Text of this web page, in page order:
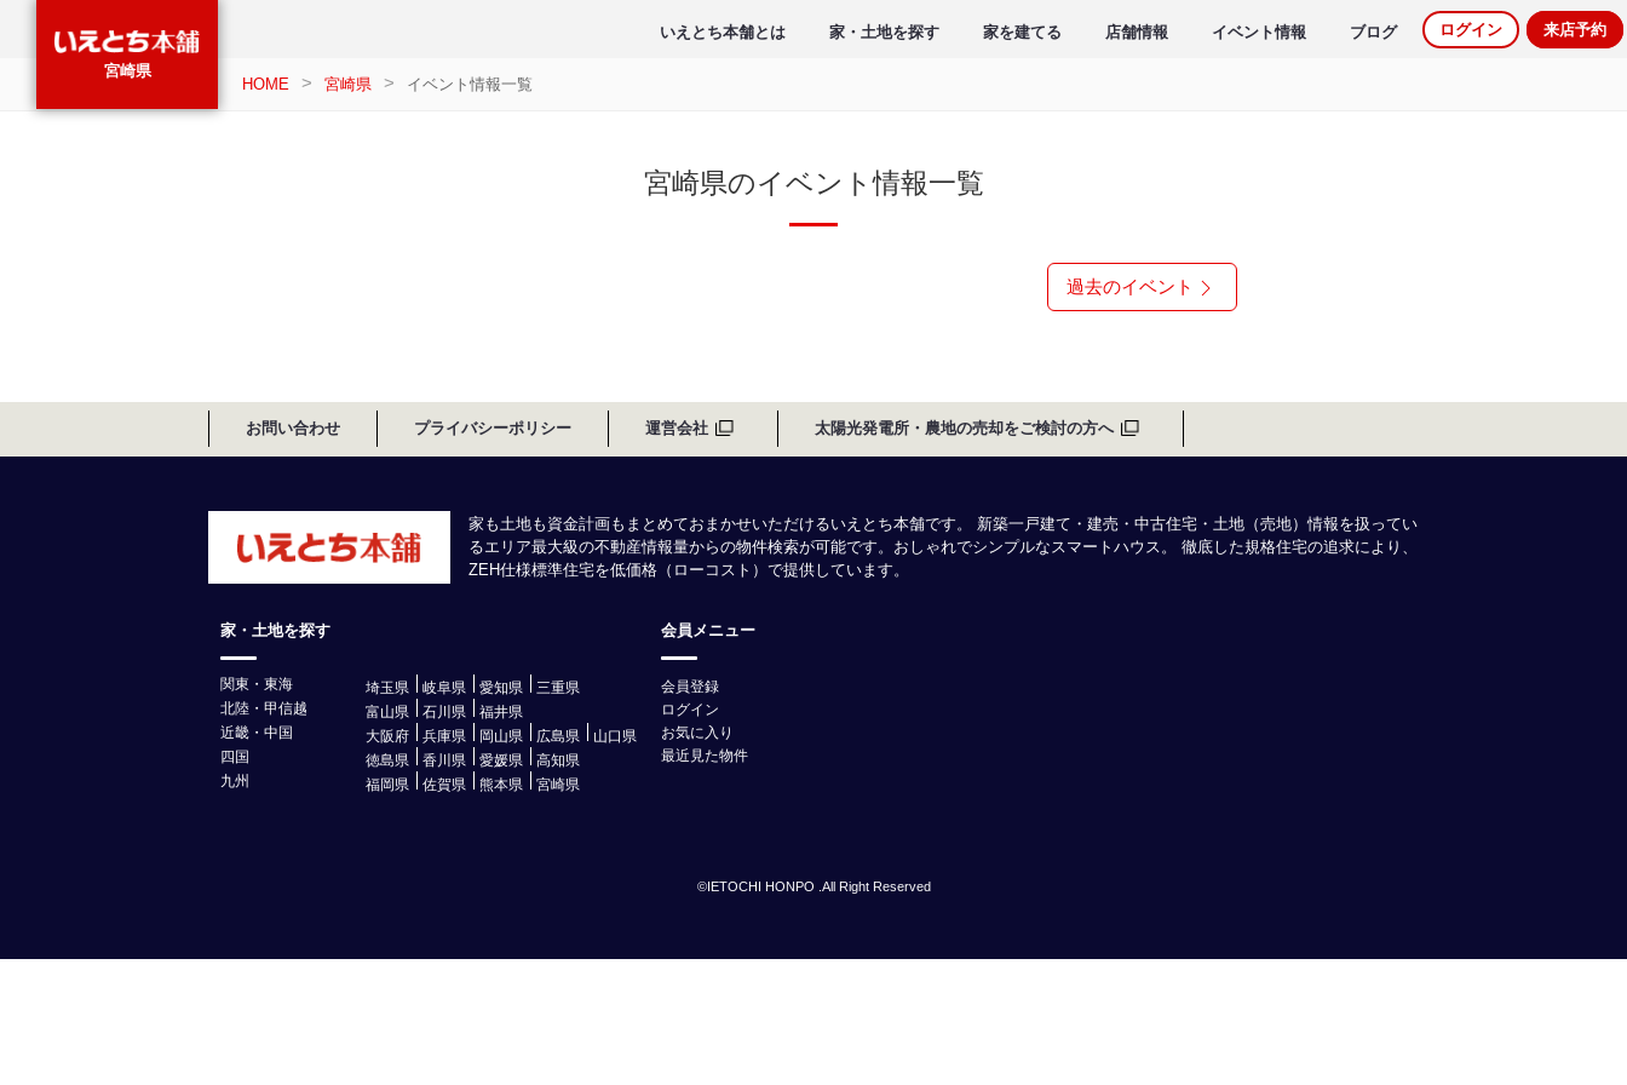
宮崎県
いえとち本舗とは 家・土地を探す 家を建てる 店舗情報 イベント情報 ブログ ログイン 来店予約
HOME 宮崎県 イベント情報一覧
宮崎県のイベント情報一覧
過去のイベント
お問い合わせ プライバシーポリシー 運営会社 太陽光発電所・農地の売却をご検討の方へ
家も土地も資金計画もまとめておまかせいただけるいえとち本舗です。 新築一戸建て・建売・中古住宅・土地（売地）情報を扱ってい
るエリア最大級の不動産情報量からの物件検索が可能です。おしゃれでシンプルなスマートハウス。 徹底した規格住宅の追求により、
ZEH仕様標準住宅を低価格（ローコスト）で提供しています。
家・土地を探す
関東・東海 埼玉県 岐阜県 愛知県
三重県
北陸・甲信越
富山県 石川県
福井県
近畿・中国
大阪府 兵庫県 岡山県 広島県
山口県
四国
徳島県 香川県 愛媛県
高知県
九州
福岡県 佐賀県 熊本県 宮崎県
会員メニュー
会員登録
ログイン
お気に入り
最近見た物件
©IETOCHI HONPO .All Right Reserved